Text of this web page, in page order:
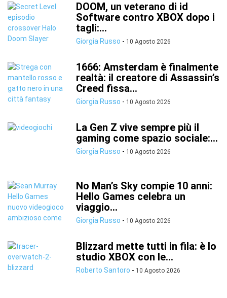
DOOM, un veterano di id
Software contro XBOX dopo i
tagli:...
Giorgia Russo - 10 Agosto 2026
1666: Amsterdam è finalmente
realtà: il creatore di Assassin’s
Creed fissa...
Giorgia Russo - 10 Agosto 2026
La Gen Z vive sempre più il
gaming come spazio sociale:...
Giorgia Russo - 10 Agosto 2026
No Man’s Sky compie 10 anni:
Hello Games celebra un
viaggio...
Giorgia Russo - 10 Agosto 2026
Blizzard mette tutti in fila: è lo
studio XBOX con le...
Roberto Santoro - 10 Agosto 2026